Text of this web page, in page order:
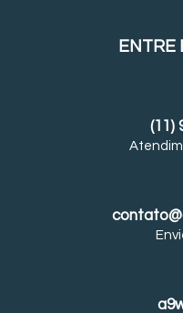
ENTRE
(11)